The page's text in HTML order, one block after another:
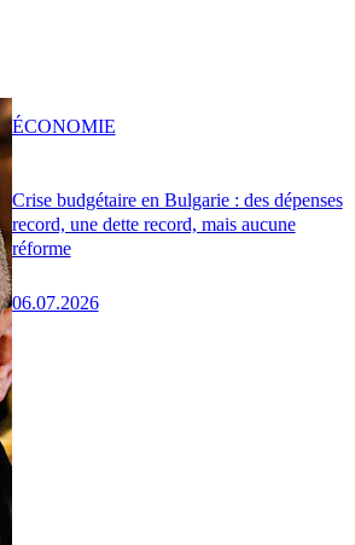
Crise budgétaire en Bulgarie : des dépenses
record, une dette record, mais aucune
réforme
06.07.2026
ÉCONOMIE